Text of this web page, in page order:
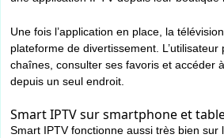
Une fois l’application en place, la
plateforme de divertissement.
chaînes, consulter ses favoris et accéder
depuis un seul endroit.
Smart IPTV sur smartphone et
Smart IPTV fonctionne aussi très bien sur